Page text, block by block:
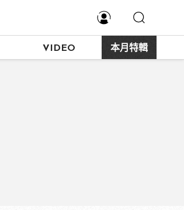
VIDEO 本月特輯